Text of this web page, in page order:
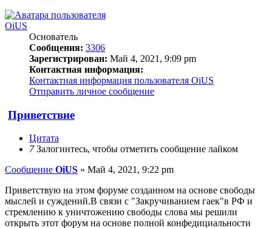
OiUS
Основатель
Сообщения: 3306
Зарегистрирован: Май 4, 2021, 9:09 pm
Контактная информация:
Контактная информация пользователя OiUS
Отправить личное сообщение
Приветствие
Цитата
7 Залогинтесь, чтобы отметить сообщение лайком
Сообщение OiUS » Май 4, 2021, 9:22 pm
Приветствую на этом форуме созданном на основе свободы
мыслей и суждений.В связи с "Закручиванием гаек"в РФ и
стремлению к уничтожению свободы слова мы решили
открыть этот форум на основе полной конфедициальности